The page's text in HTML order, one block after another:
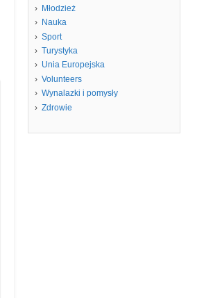
Młodzież
Nauka
Sport
Turystyka
Unia Europejska
Volunteers
Wynalazki i pomysły
Zdrowie